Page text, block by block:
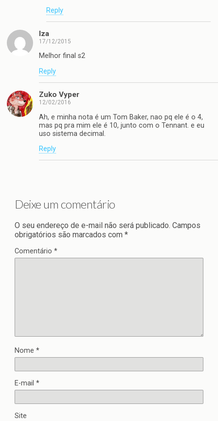
Reply
Iza
17/12/2015
Melhor final s2
Reply
Zuko Vyper
12/02/2016
Ah, e minha nota é um Tom Baker, nao pq ele é o 4,
mas pq pra mim ele é 10, junto com o Tennant. e eu
uso sistema decimal.
Reply
Deixe um comentário
O seu endereço de e-mail não será publicado. Campos
obrigatórios são marcados com *
Comentário *
Nome *
E-mail *
Site